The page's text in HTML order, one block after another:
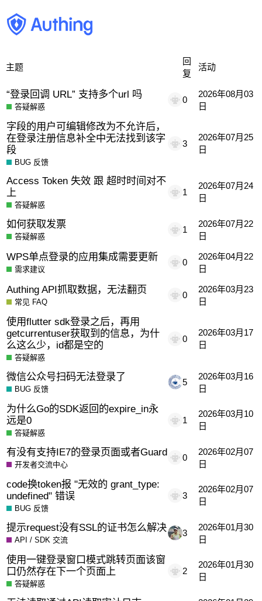
主题
回
复
活动
“登录回调 URL” 支持多个url 吗
答疑解惑
0
2026年08月03
日
字段的用户可编辑修改为不允许后，
在登录注册信息补全中无法找到该字
段
BUG 反馈
3
2026年07月25
日
Access Token 失效 跟 超时时间对不
上
答疑解惑
1
2026年07月24
日
如何获取发票
答疑解惑
1
2026年07月22
日
WPS单点登录的应用集成需要更新
需求建议
0
2026年04月22
日
Authing API抓取数据，无法翻页
常见 FAQ
0
2026年03月23
日
使用flutter sdk登录之后，再用
getcurrentuser获取到的信息，为什
么这么少，id都是空的
答疑解惑
0
2026年03月17
日
微信公众号扫码无法登录了
BUG 反馈
5
2026年03月16
日
为什么Go的SDK返回的expire_in永
远是0
答疑解惑
1
2026年03月10
日
有没有支持IE7的登录页面或者Guard
开发者交流中心
0
2026年02月07
日
code换token报 "无效的 grant_type:
undefined" 错误
BUG 反馈
3
2026年02月07
日
提示request没有SSL的证书怎么解决
API / SDK 交流
3
2026年01月30
日
使用一键登录窗口模式跳转页面该窗
口仍然存在下一个页面上
答疑解惑
2
2026年01月30
日